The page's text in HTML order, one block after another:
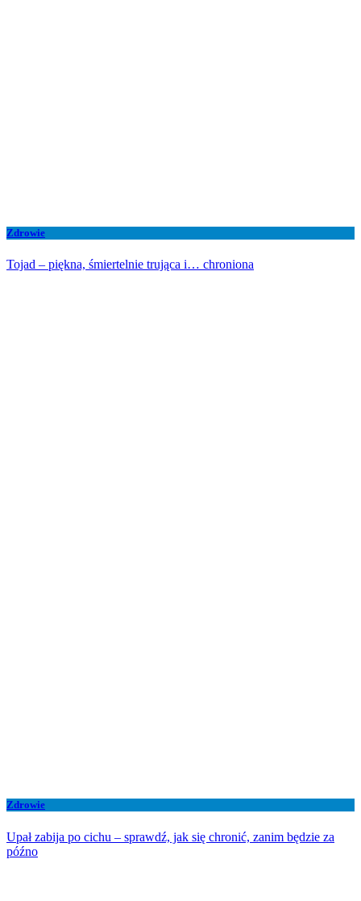
Zdrowie
Tojad – piękna, śmiertelnie trująca i… chroniona
Zdrowie
Upał zabija po cichu – sprawdź, jak się chronić, zanim będzie za
późno